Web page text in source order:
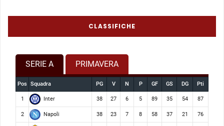
CLASSIFICHE
SERIE A PRIMAVERA
Pos Squadra PG V N P GF GS DG Pti
1 Inter 38 27 6 5 89 35 54 87
2 Napoli 38 23 7 8 58 37 21 76